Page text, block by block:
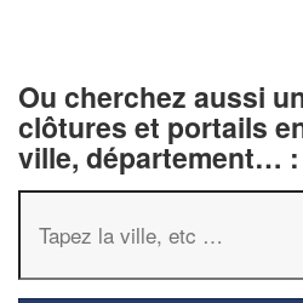
Ou cherchez aussi
clôtures et portails
ville, département… :